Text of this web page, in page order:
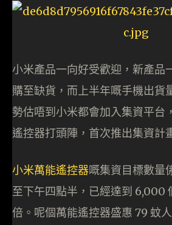
小米產品一向好受歡迎，新產品
購至缺貨，而上半年嘅手機出貨
勢估唔到小米都會加入集資平台
遙控器打頭陣，首次推出集資計
小米萬能遙控器嘅集資目標數量
至下午四點半，已經達到 6,000
倍。呢個萬能遙控器盛惠 79 蚊